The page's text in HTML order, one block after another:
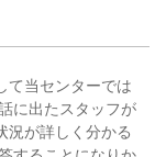
て当センターでは
に出たスタッフが
況が詳しく分かる